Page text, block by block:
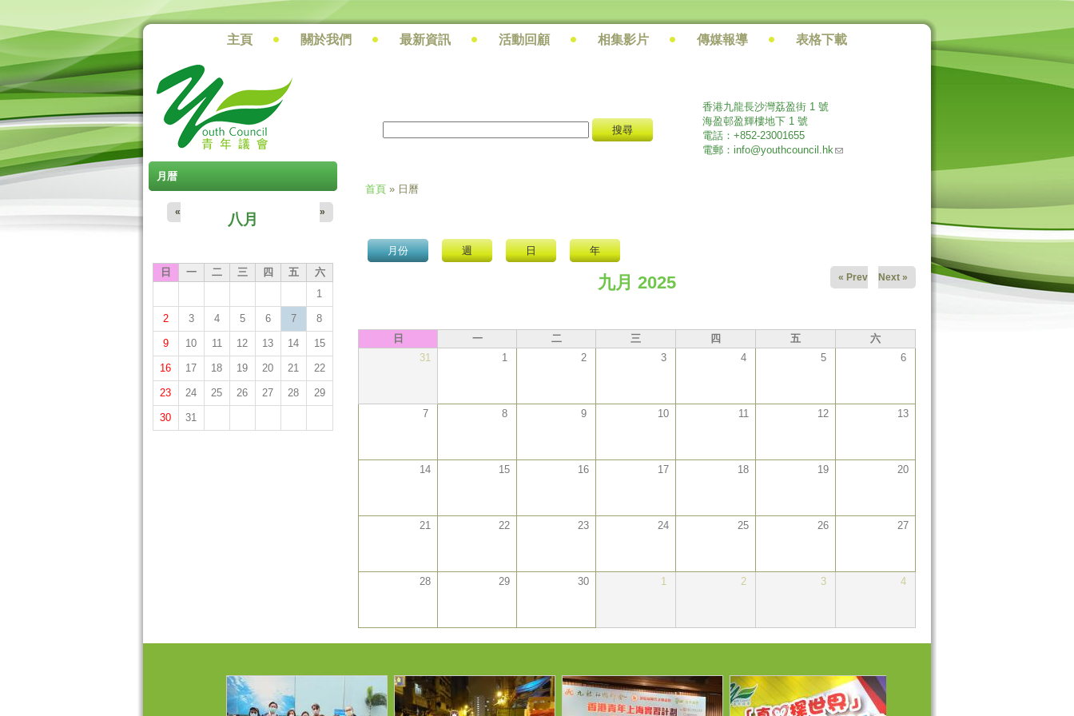
搜尋
香港九龍長沙灣荔盈街 1 號
海盈邨盈輝樓地下 1 號
電話：+852-23001655
電郵： info@youthcouncil.hk(link sends e-mail)
主頁 關於我們 最新資訊 活動回顧 相集影片 傳媒報導 表格下載
月暦
八月
« »
日 一 二 三 四 五
六
1
2 3 4 5 6 7 8
9 10 11 12 13 14 15
16 17 18 19 20 21 22
23 24 25 26 27 28 29
30 31
首頁 » 日曆
月份(作用中頁籤)週 日 年
九月 2025 « Prev Next »
日 一 二 三 四 五
六
31
1 2 3 4 5 6
7 8 9 10 11 12 13
14 15 16 17 18 19 20
21 22 23 24 25 26 27
28 29 30 1 2 3 4